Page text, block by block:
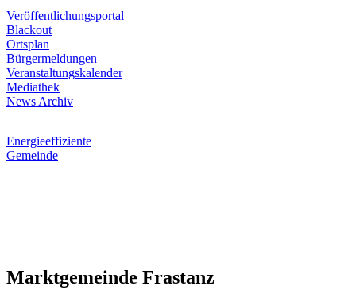
Veröffentlichungsportal
Blackout
Ortsplan
Bürgermeldungen
Veranstaltungskalender
Mediathek
News Archiv
Energieeffiziente
Gemeinde
Marktgemeinde Frastanz